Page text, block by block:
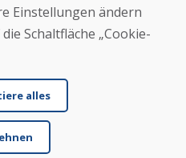
Einstellungen ändern
Schaltfläche „Cookie-
alles